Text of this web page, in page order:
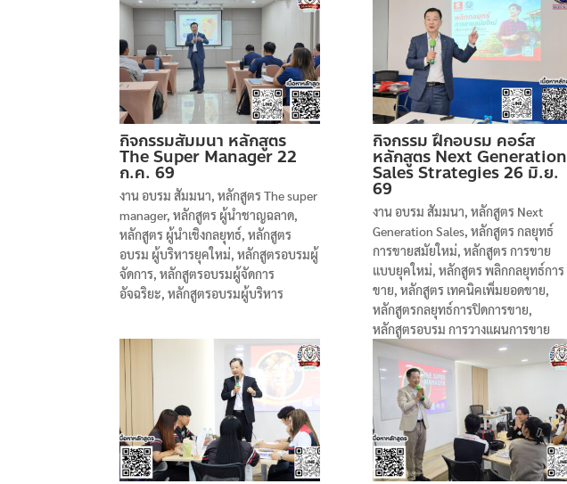
กิจกรรมสัมมนา หลักสูตร
The Super Manager 22
ก.ค. 69
งาน อบรม สัมมนา,หลักสูตร The super
manager,หลักสูตร ผู้นำชาญฉลาด,
หลักสูตร ผู้นำเชิงกลยุทธ์,หลักสูตร
อบรม ผู้บริหารยุคใหม่,หลักสูตรอบรมผู้
จัดการ,หลักสูตรอบรมผู้จัดการ
อัจฉริยะ,หลักสูตรอบรมผู้บริหาร
กิจกรรม ฝึกอบรม คอร์ส
หลักสูตร Next Generation
Sales Strategies 26 มิ.ย.
69
งาน อบรม สัมมนา, หลักสูตร Next
Generation Sales, หลักสูตร กลยุทธ์
การขายสมัยใหม่, หลักสูตร การขาย
แบบยุคใหม่, หลักสูตร พลิกกลยุทธ์การ
ขาย, หลักสูตร เทคนิคเพิ่มยอดขาย,
หลักสูตรกลยุทธ์การปิดการขาย,
หลักสูตรอบรม การวางแผนการขาย